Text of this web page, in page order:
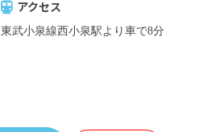
アクセス
東武小泉線西小泉駅より車で8分